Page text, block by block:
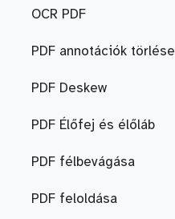
OCR PDF
PDF annotációk törlése
PDF Deskew
PDF Élőfej és élőláb
PDF félbevágása
PDF feloldása